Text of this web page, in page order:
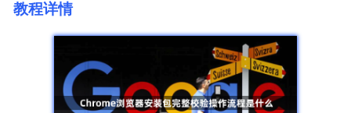
教程详情